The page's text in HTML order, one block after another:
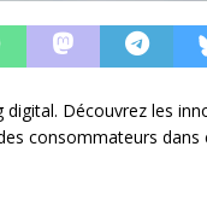
Découvrez les
consommateurs dans